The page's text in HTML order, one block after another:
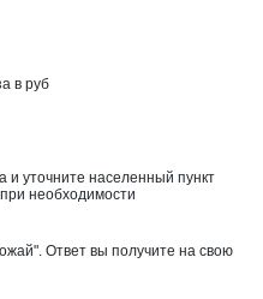
в руб
и уточните населенный пункт
необходимости
Ответ вы получите на свою